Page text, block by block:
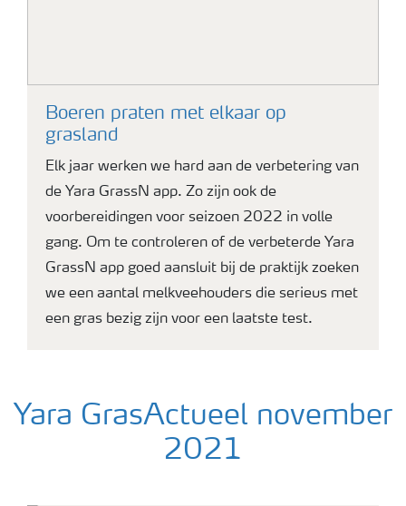
Boeren praten met elkaar op
grasland
Elk jaar werken we hard aan de verbetering van
de Yara GrassN app. Zo zijn ook de
voorbereidingen voor seizoen 2022 in volle
gang. Om te controleren of de verbeterde Yara
GrassN app goed aansluit bij de praktijk zoeken
we een aantal melkveehouders die serieus met
een gras bezig zijn voor een laatste test.
Yara GrasActueel november
2021